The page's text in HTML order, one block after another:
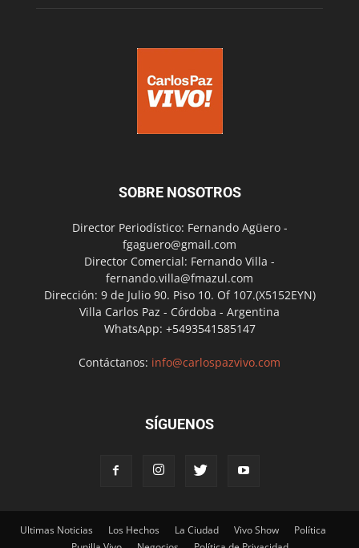
SOBRE NOSOTROS
Director Periodístico: Fernando Agüero -
fgaguero@gmail.com
Director Comercial: Fernando Villa -
fernando.villa@fmazul.com
Dirección: 9 de Julio 90. Piso 10. Of 107.(X5152EYN)
Villa Carlos Paz - Córdoba - Argentina
WhatsApp: +5493541585147
Contáctanos: info@carlospazvivo.com
SÍGUENOS
Ultimas Noticias Los Hechos La Ciudad Vivo Show
Política